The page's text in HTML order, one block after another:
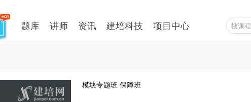
题库 讲师 资讯 建培科技 项目中心 搜课程
模块专题班 保障班